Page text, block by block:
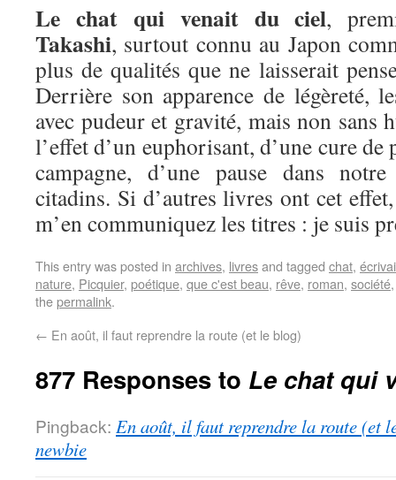
Le chat qui venait du ciel,
Takashi, surtout connu au Japon
plus de qualités que ne laisserait
Derrière son apparence de légèreté,
avec pudeur et gravité, mais non sans
l’effet d’un euphorisant, d’une cure de
campagne, d’une pause dans
citadins. Si d’autres livres ont cet
m’en communiquez les titres : je suis
This entry was posted in archives, livresand tagged chat,
nature, Picquier, poétique, que c'est beau, rêve, roman, société
thepermalink.
← En août, il faut reprendre la route (et le blog)
877 Responses to Le chat qui
Pingback: En août, il faut reprendre la route (et
newbie